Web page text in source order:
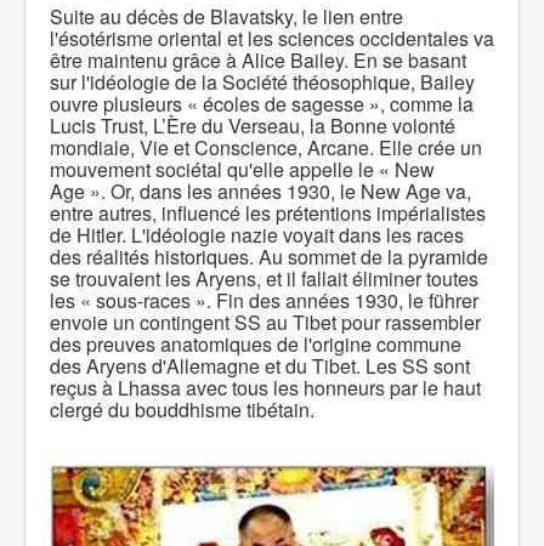
Suite au décès de Blavatsky, le lien entre
l'ésotérisme oriental et les sciences occidentales va
être maintenu grâce à Alice Bailey. En se basant
sur l'idéologie de la Société théosophique, Bailey
ouvre plusieurs « écoles de sagesse », comme la
Lucis Trust, L’Ère du Verseau, la Bonne volonté
mondiale, Vie et Conscience, Arcane. Elle crée un
mouvement sociétal qu'elle appelle le « New
Age ». Or, dans les années 1930, le New Age va,
entre autres, influencé les prétentions impérialistes
de Hitler. L'idéologie nazie voyait dans les races
des réalités historiques. Au sommet de la pyramide
se trouvaient les Aryens, et il fallait éliminer toutes
les « sous-races ». Fin des années 1930, le führer
envoie un contingent SS au Tibet pour rassembler
des preuves anatomiques de l'origine commune
des Aryens d'Allemagne et du Tibet. Les SS sont
reçus à Lhassa avec tous les honneurs par le haut
clergé du bouddhisme tibétain.